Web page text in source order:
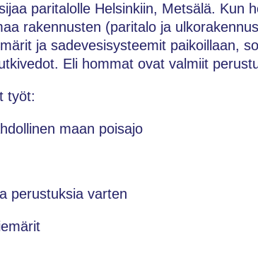
paritalolle Helsinkiin, Metsälä. Kun
rakennusten (paritalo ja
ja sadevesisysteemit paikoillaan,
Eli hommat ovat valmiit
työt:
maan poisajo
perustuksia varten